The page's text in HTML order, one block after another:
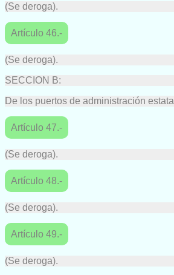
(Se deroga).
Artículo 46.-
(Se deroga).
SECCION B:
De los puertos de administración estatal
Artículo 47.-
(Se deroga).
Artículo 48.-
(Se deroga).
Artículo 49.-
(Se deroga).